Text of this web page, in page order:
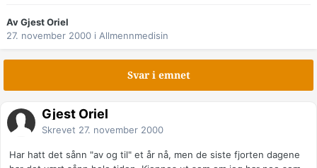
Av Gjest Oriel
27. november 2000 i Allmennmedisin
Svar i emnet
Gjest Oriel
Skrevet 27. november 2000
Har hatt det sånn "av og til" et år nå, men de siste fjorten dagene